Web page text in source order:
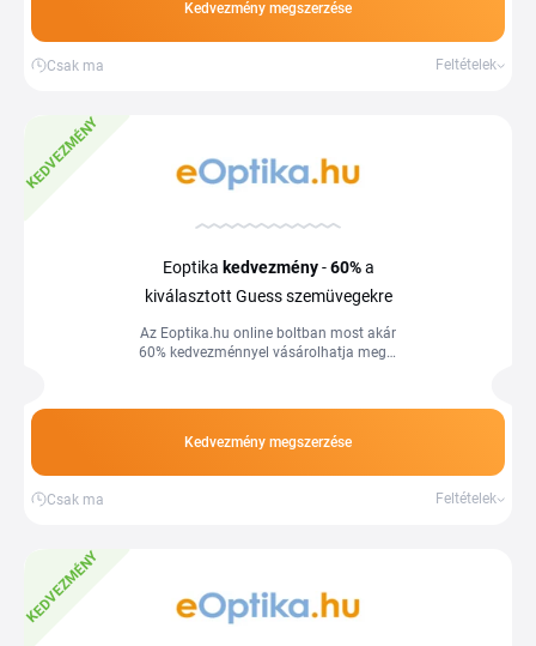
Kedvezmény megszerzése
Csak ma Feltételek
KEDVEZMÉNY
Eoptika kedvezmény-60%a
kiválasztott Guess szemüvegekre
Az Eoptika.hu online boltban most akár
60% kedvezménnyel vásárolhatja meg a
spóroljon még ma a Tiplino cashback
Kedvezmény megszerzése
Csak ma Feltételek
KEDVEZMÉNY